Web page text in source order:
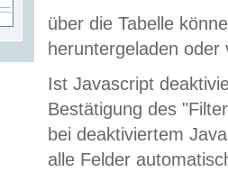
über die Tabelle
heruntergeladen oder
Ist Javascript
Bestätigung des
bei deaktiviertem
alle Felder